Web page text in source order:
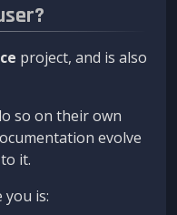
project, and is also
so on their own
evolve
it.
you is: